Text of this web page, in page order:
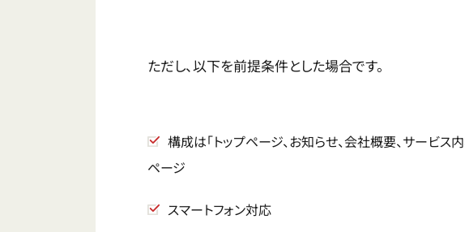
ただし、以下を前提条件とした場合です。
構成は「トップページ、お知らせ、会社概要、サービス
ページ
スマートフォン対応